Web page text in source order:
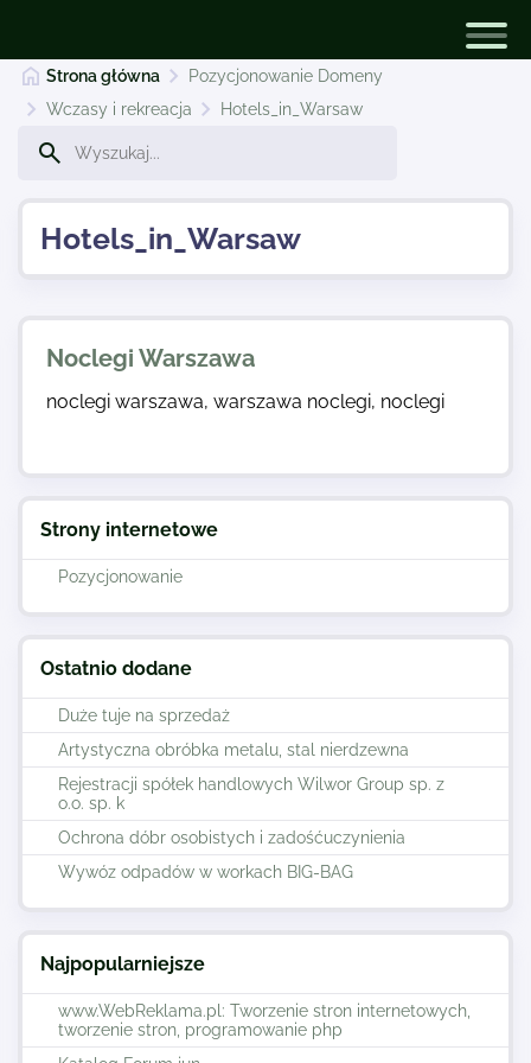
Najnowsze
Strona główna
Pozycjonowanie Domeny
Wczasy i rekreacja
Hotels_in_Warsaw
Strony internetowe
Pozycjonowanie
Ostatnio dodane
Duże tuje na sprzedaż
Artystyczna obróbka metalu, stal nierdzewna
Rejestracji spółek handlowych Wilwor Group sp. z
o.o. sp. k
Ochrona dóbr osobistych i zadośćuczynienia
Wywóz odpadów w workach BIG-BAG
Najpopularniejsze
www.WebReklama.pl: Tworzenie stron internetowych,
tworzenie stron, programowanie php
Hotels_in_Warsaw
Noclegi Warszawa
noclegi warszawa, warszawa noclegi, noclegi